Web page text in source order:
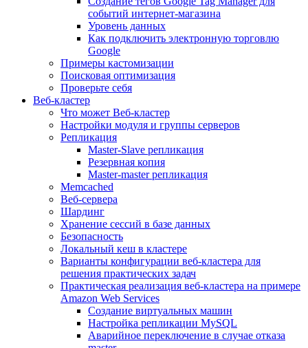
событий интернет-магазина
Уровень данных
Как подключить электронную торговлю
Google
Примеры кастомизации
Поисковая оптимизация
Проверьте себя
Веб-кластер
Что может Веб-кластер
Настройки модуля и группы серверов
Репликация
Master-Slave репликация
Резервная копия
Master-master репликация
Memcached
Веб-сервера
Шардинг
Хранение сессий в базе данных
Безопасность
Локальный кеш в кластере
Варианты конфигурации веб-кластера для
решения практических задач
Практическая реализация веб-кластера на примере
Amazon Web Services
Создание виртуальных машин
Настройка репликации MySQL
Аварийное переключение в случае отказа